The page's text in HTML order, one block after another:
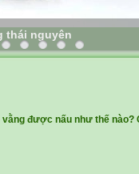
thái nguyên
được nấu như thế nào?